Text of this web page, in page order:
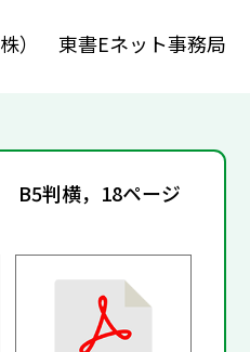
） 東書Eネット事務局
B5判横，18ページ